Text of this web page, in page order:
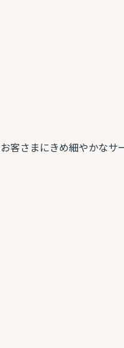
客さまにきめ細やかなサ